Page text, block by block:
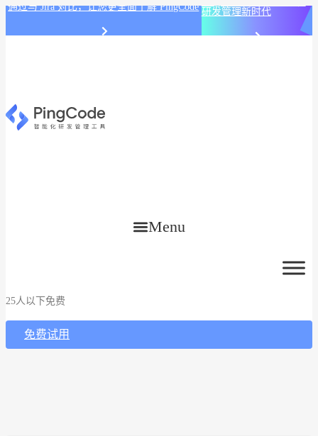
通过与 Jira 对比，让您更全面了解 PingCode 研发管理新时代
Menu
25人以下免费
免费试用